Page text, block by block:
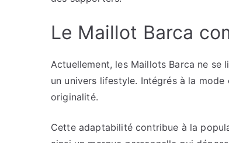
Le Maillot Barca
Actuellement, les Maillots Barca ne se
un univers lifestyle. Intégrés à la
originalité.
Cette adaptabilité contribue à la